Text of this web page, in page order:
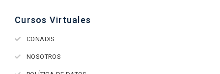
Cursos Virtuales
CONADIS
NOSOTROS